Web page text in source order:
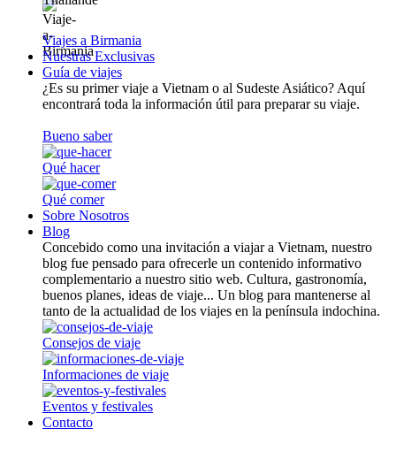
Viajes a Birmania
Nuestras Exclusivas
Guía de viajes
¿Es su primer viaje a Vietnam o al Sudeste Asiático? Aquí
encontrará toda la información útil para preparar su viaje.
Bueno saber
Qué hacer
Qué comer
Sobre Nosotros
Blog
Concebido como una invitación a viajar a Vietnam, nuestro
blog fue pensado para ofrecerle un contenido informativo
complementario a nuestro sitio web. Cultura, gastronomía,
buenos planes, ideas de viaje... Un blog para mantenerse al
tanto de la actualidad de los viajes en la península indochina.
Consejos de viaje
Informaciones de viaje
Eventos y festivales
Contacto